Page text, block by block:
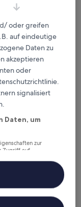
Der
Preis
beträgt
155 €
155 €
Steuern & Gebühren
14. Aug.–15. Aug.
oder greifen
auf eindeutige
Daten zu
akzeptieren
oder
signalisiert
Daten, um
zur
Zugriff auf
von Inhalten,
von